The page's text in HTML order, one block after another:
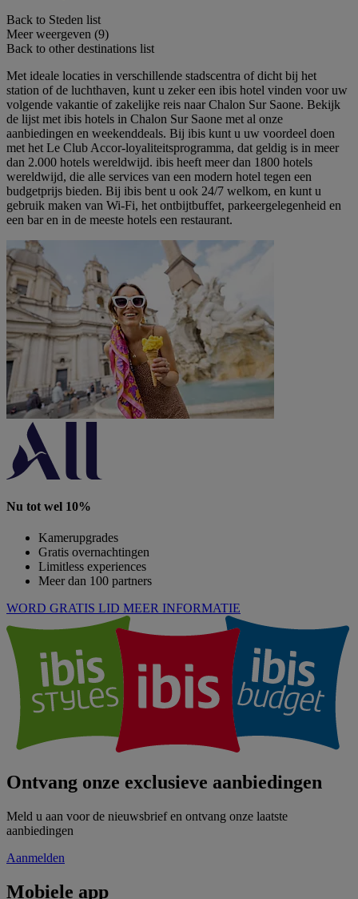
Back to Steden list
Meer weergeven (9)
Back to other destinations list
Met ideale locaties in verschillende stadscentra of dicht bij het
station of de luchthaven, kunt u zeker een ibis hotel vinden voor uw
volgende vakantie of zakelijke reis naar Chalon Sur Saone. Bekijk
de lijst met ibis hotels in Chalon Sur Saone met al onze
aanbiedingen en weekenddeals. Bij ibis kunt u uw voordeel doen
met het Le Club Accor-loyaliteitsprogramma, dat geldig is in meer
dan 2.000 hotels wereldwijd. ibis heeft meer dan 1800 hotels
wereldwijd, die alle services van een modern hotel tegen een
budgetprijs bieden. Bij ibis bent u ook 24/7 welkom, en kunt u
gebruik maken van Wi-Fi, het ontbijtbuffet, parkeergelegenheid en
een bar en in de meeste hotels een restaurant.
Nu tot wel 10%
Kamerupgrades
Gratis overnachtingen
Limitless experiences
Meer dan 100 partners
WORD GRATIS LID MEER INFORMATIE
Ontvang onze exclusieve aanbiedingen
Meld u aan voor de nieuwsbrief en ontvang onze laatste
aanbiedingen
Aanmelden
Mobiele app